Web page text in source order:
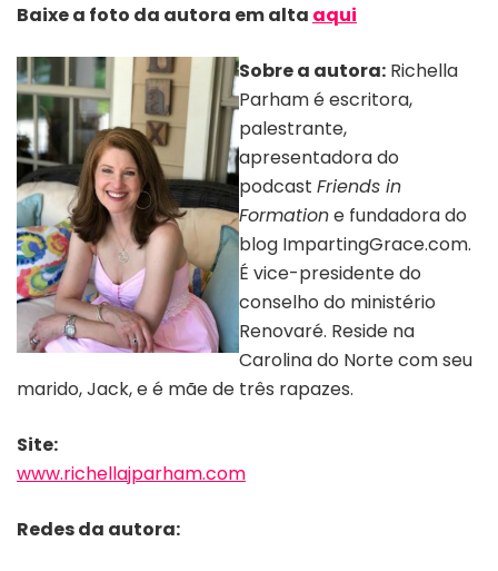
Baixe a foto da autora em alta aqui
Sobre a autora: Richella
Parham é escritora,
palestrante,
apresentadora do
podcast Friends in
Formatione fundadora do
blog ImpartingGrace.com.
É vice-presidente do
conselho do ministério
Renovaré. Reside na
Carolina do Norte com seu
marido, Jack, e é mãe de três rapazes.
Site:
www.richellajparham.com
Redes da autora: